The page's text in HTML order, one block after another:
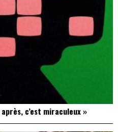
c’est miraculeux »